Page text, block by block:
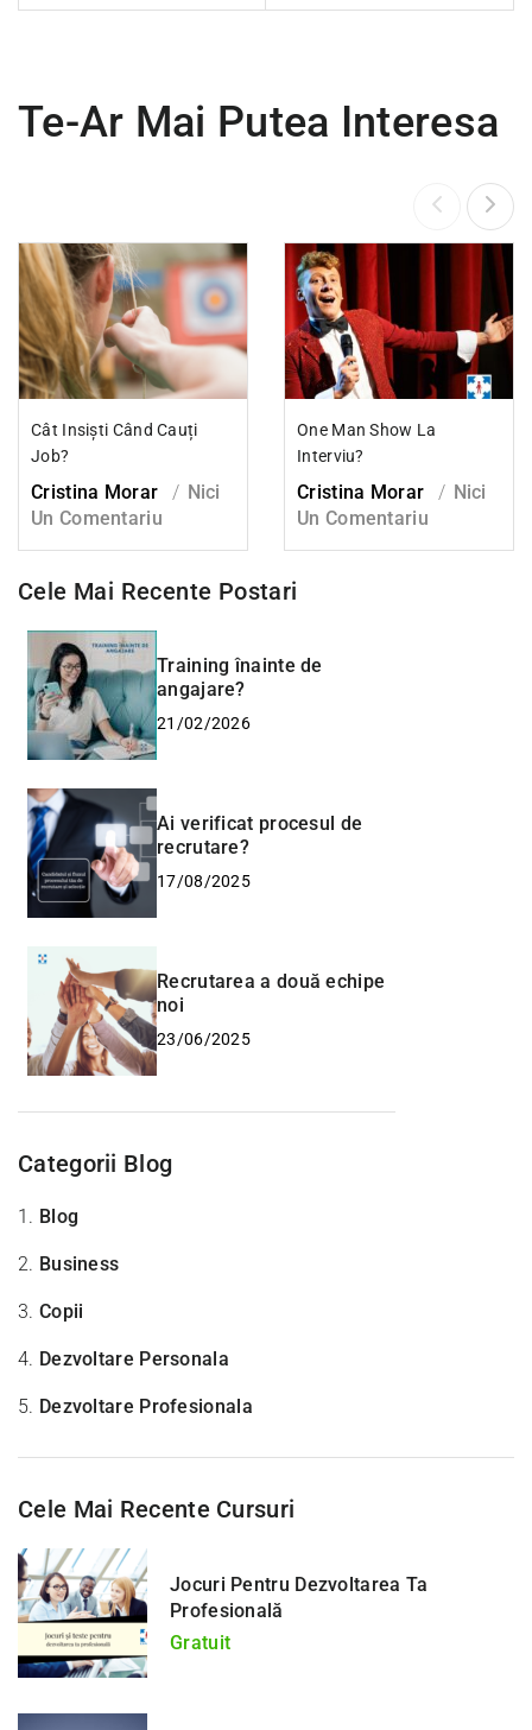
Te-Ar Mai Putea Interesa
Cât Insiști Când Cauți
Job?
Cristina Morar
Nici
Un Comentariu
One Man Show La
Interviu?
Cristina Morar
Nici
Un Comentariu
Cele Mai Recente Postari
Training înainte de
angajare?
21/02/2026
Ai verificat procesul de
recrutare?
17/08/2025
Recrutarea a două echipe
noi
23/06/2025
Categorii Blog
1. Blog
2. Business
3. Copii
4. Dezvoltare Personala
5. Dezvoltare Profesionala
Cele Mai Recente Cursuri
Jocuri Pentru Dezvoltarea Ta
Profesională
Gratuit